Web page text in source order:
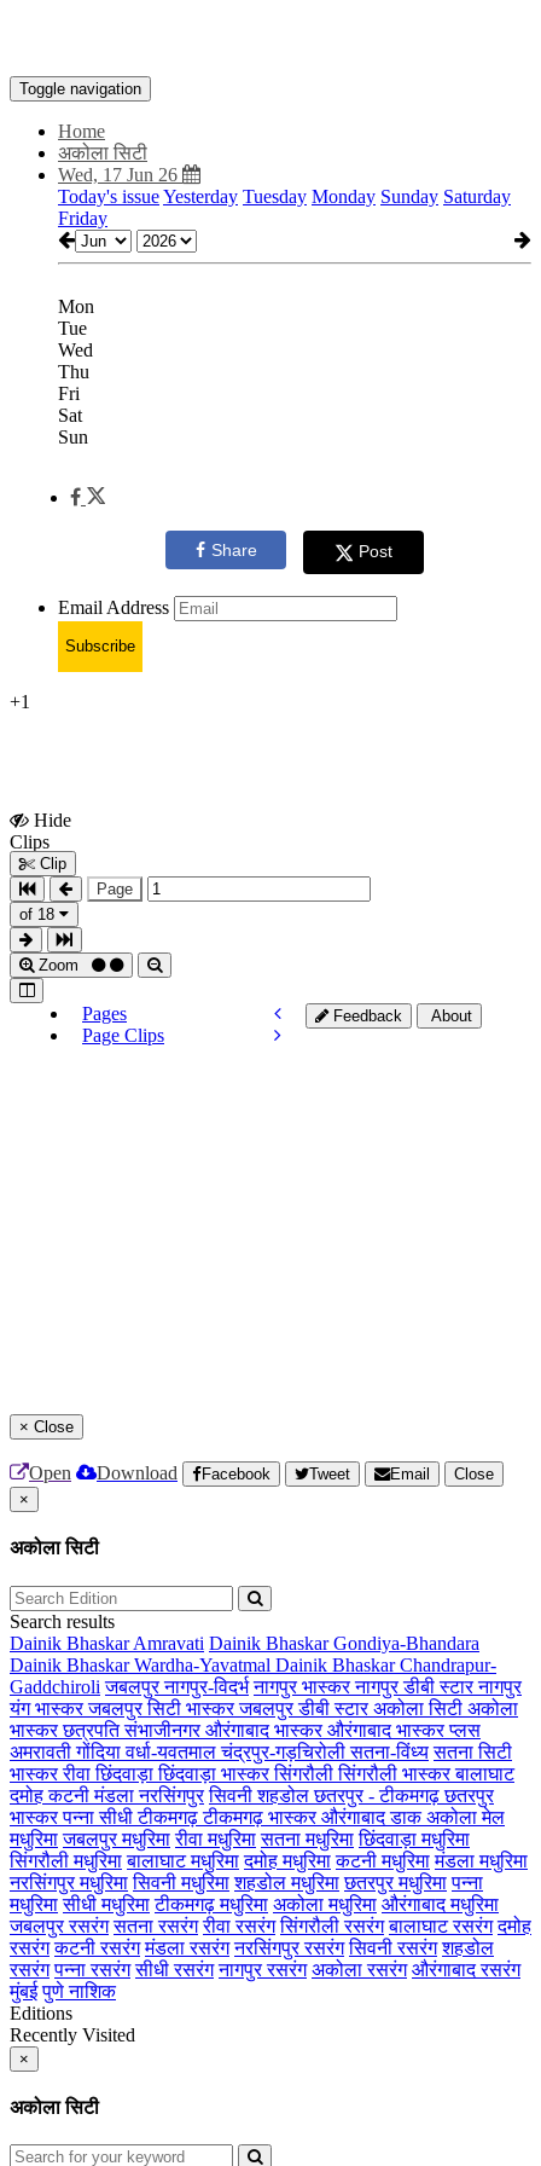
Toggle navigation
Home
अकोला सिटी
Wed, 17 Jun 26
Today's issueYesterday Tuesday Monday Sunday Saturday
Friday
Mon
Tue
Wed
Thu
Fri
Sat
Sun
Share Post
Email Address
Subscribe
+1
Hide
Clips
Clip
Page
of 18
Zoom
Pages
Page Clips
Feedback About
× Close
Open Download Facebook Tweet Email
Close
×
अकोला सिटी
Search results
Dainik Bhaskar Amravati Dainik Bhaskar Gondiya-Bhandara
Dainik Bhaskar Wardha-Yavatmal Dainik Bhaskar Chandrapur-
Gaddchiroli जबलपुरनागपुर-विदर्भ नागपुर भास्करनागपुर डीबी स्टारनागपुर
यंग भास्करजबलपुर सिटी भास्करजबलपुर डीबी स्टारअकोला सिटी अकोला
भास्करछत्रपति संभाजीनगरऔरंगाबाद भास्करऔरंगाबाद भास्कर प्लस
अमरावतीगोंदियावर्धा-यवतमालचंद्रपुर-गड़चिरोलीसतना-विंध्य सतना सिटी
भास्कररीवाछिंदवाड़ाछिंदवाड़ा भास्करसिंगरौलीसिंगरौली भास्करबालाघाट
दमोहकटनीमंडलानरसिंगपुर सिवनीशहडोलछतरपुर - टीकमगढ़छतरपुर
भास्करपन्नासीधीटीकमगढ़टीकमगढ़ भास्करऔरंगाबाद डाकअकोला मेल
मधुरिमा जबलपुर मधुरिमा रीवा मधुरिमा सतना मधुरिमा छिंदवाड़ा मधुरिमा
सिंगरौली मधुरिमा बालाघाट मधुरिमा दमोह मधुरिमा कटनी मधुरिमा मंडला मधुरिमा
नरसिंगपुर मधुरिमा सिवनी मधुरिमा शहडोल मधुरिमा छतरपुर मधुरिमा पन्ना
मधुरिमा सीधी मधुरिमा टीकमगढ़ मधुरिमा अकोला मधुरिमा औरंगाबाद मधुरिमा
जबलपुर रसरंग सतना रसरंग रीवा रसरंग सिंगरौली रसरंग बालाघाट रसरंग दमोह
रसरंग कटनी रसरंग मंडला रसरंग नरसिंगपुर रसरंग सिवनी रसरंग शहडोल
रसरंग पन्ना रसरंग सीधी रसरंग नागपुर रसरंग अकोला रसरंग औरंगाबाद रसरंग
मुंबई पुणेनाशिक
Editions
Recently Visited
×
अकोला सिटी